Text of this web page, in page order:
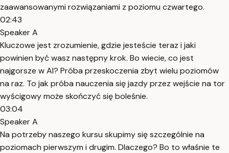
zaawansowanymi rozwiązaniami z poziomu czwartego.
02:43
Speaker A
Kluczowe jest zrozumienie, gdzie jesteście teraz i jaki
powinien być wasz następny krok. Bo wiecie, co jest
najgorsze w AI? Próba przeskoczenia zbyt wielu poziomów
na raz. To jak próba nauczenia się jazdy przez wejście na tor
wyścigowy może skończyć się boleśnie.
03:04
Speaker A
Na potrzeby naszego kursu skupimy się szczególnie na
poziomach pierwszym i drugim. Dlaczego? Bo to właśnie te